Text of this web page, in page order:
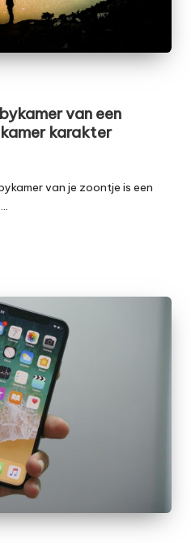
van een
karakter
van je zoontje is een